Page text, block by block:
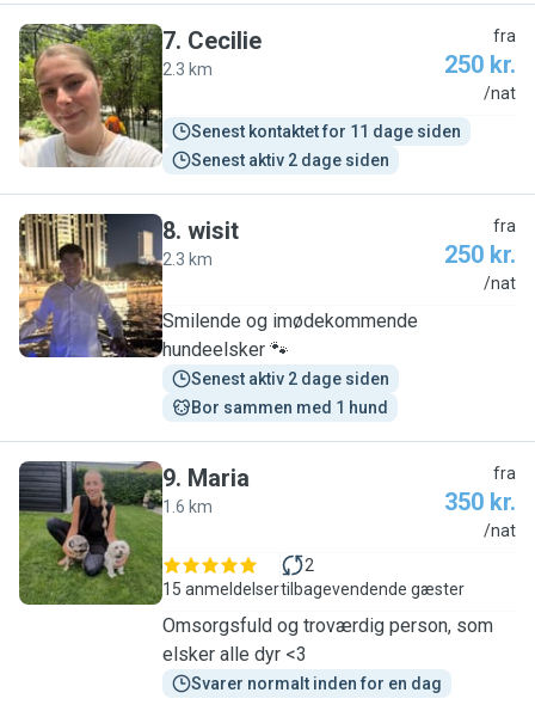
C
7. Cecilie
2.3 km
fra
250 kr.
/nat
Senest kontaktet for 11 dage siden
Senest aktiv 2 dage siden
W
8. wisit
2.3 km
fra
250 kr.
/nat
Smilende og imødekommende
hundeelsker 🐾
Senest aktiv 2 dage siden
Bor sammen med 1 hund
M
9. Maria
1.6 km
fra
350 kr.
/nat
15 anmeldelser
2
tilbagevendende gæster
Omsorgsfuld og troværdig person, som
elsker alle dyr <3
Svarer normalt inden for en dag